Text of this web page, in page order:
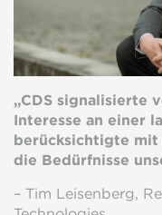
„CDS signalisierte
Interesse an einer
berücksichtigte mit
die Bedürfnisse
– Tim Leisenberg,